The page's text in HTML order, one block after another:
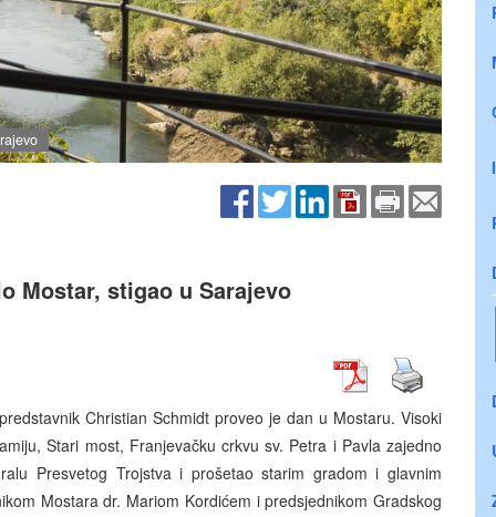
Mostar, stigao u Sarajevo
Christian Schmidt proveo je dan u Mostaru. Visoki
Stari most, Franjevačku crkvu sv. Petra i Pavla zajedno
Presvetog Trojstva i prošetao starim gradom i glavnim
Mostara dr. Mariom Kordićem i predsjednikom Gradskog